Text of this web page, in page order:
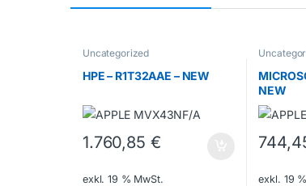
Uncategorized
HPE – R1T32AAE – NEW
1.760,85 €
exkl. 19 % MwSt.
NEW
exkl. 19